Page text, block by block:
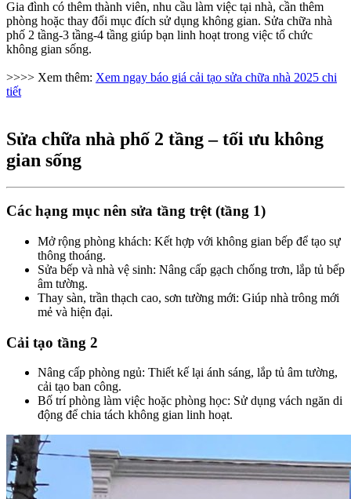
Gia đình có thêm thành viên, nhu cầu làm việc tại nhà, cần thêm
phòng hoặc thay đổi mục đích sử dụng không gian. Sửa chữa nhà
phố 2 tầng-3 tầng-4 tầng giúp bạn linh hoạt trong việc tổ chức
không gian sống.
>>>> Xem thêm: Xem ngay báo giá cải tạo sửa chữa nhà 2025 chi
tiết
Sửa chữa nhà phố 2 tầng – tối ưu không
gian sống​
Các hạng mục nên sửa tầng trệt (tầng 1)​
Mở rộng phòng khách: Kết hợp với không gian bếp để tạo sự
thông thoáng.
Sửa bếp và nhà vệ sinh: Nâng cấp gạch chống trơn, lắp tủ bếp
âm tường.
Thay sàn, trần thạch cao, sơn tường mới: Giúp nhà trông mới
mẻ và hiện đại.
Cải tạo tầng 2​
Nâng cấp phòng ngủ: Thiết kế lại ánh sáng, lắp tủ âm tường,
cải tạo ban công.
Bố trí phòng làm việc hoặc phòng học: Sử dụng vách ngăn di
động để chia tách không gian linh hoạt.